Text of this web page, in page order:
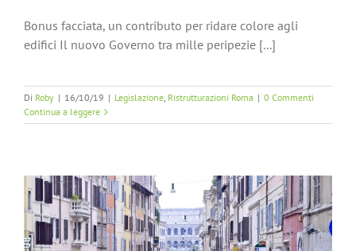
Bonus facciata, un contributo per ridare colore agli
edifici Il nuovo Governo tra mille peripezie [...]
Di Roby | 16/10/19 | Legislazione, Ristrutturazioni Roma | 0 Commenti
Continua a leggere